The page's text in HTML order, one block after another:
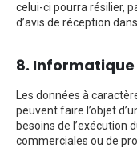
celui-ci pourra résilier,
d’avis de réception
8.
Les données à
peuvent faire l’objet
besoins de l’exécution
commerciales ou de